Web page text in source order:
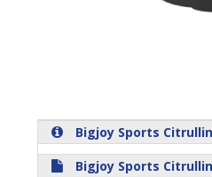
Bigjoy Sports
Bigjoy Sports